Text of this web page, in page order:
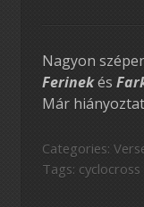
Nagyon
Ferinekés
Már
Categories:
Tags: cyclocross